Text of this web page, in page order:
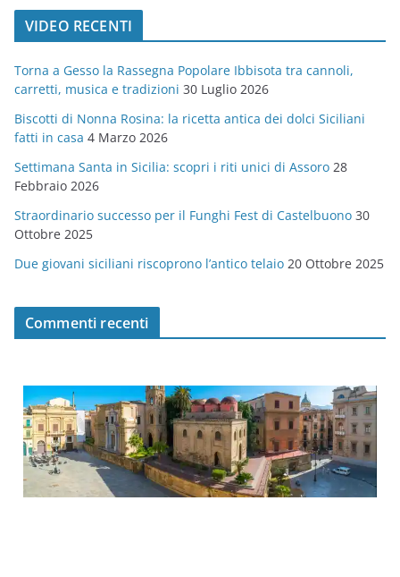
t
o
r
i
e
VIDEO RECENTI
Torna a Gesso la Rassegna Popolare Ibbisota tra cannoli,
carretti, musica e tradizioni 30 Luglio 2026
Biscotti di Nonna Rosina: la ricetta antica dei dolci Siciliani
fatti in casa 4 Marzo 2026
Settimana Santa in Sicilia: scopri i riti unici di Assoro 28
Febbraio 2026
Straordinario successo per il Funghi Fest di Castelbuono 30
Ottobre 2025
Due giovani siciliani riscoprono l’antico telaio 20 Ottobre 2025
Commenti recenti